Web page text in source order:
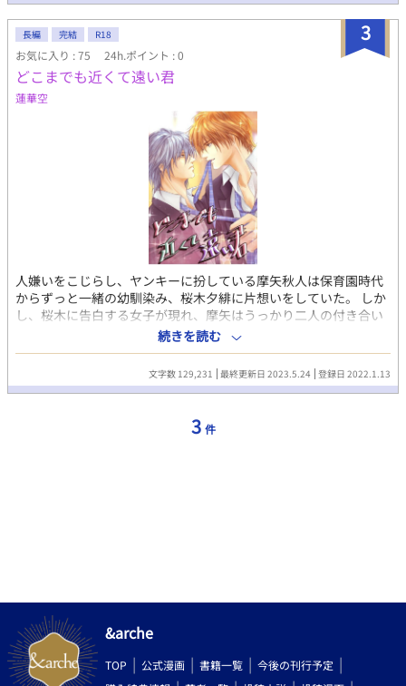
3
長編 完結 R18
お気に入り : 75 24h.ポイント : 0
どこまでも近くて遠い君
蓮華空
人嫌いをこじらし、ヤンキーに扮している摩矢秋人は保育園時代
からずっと一緒の幼馴染み、桜木夕緋に片想いをしていた。 しか
し、桜木に告白する女子が現れ、摩矢はうっかり二人の付き合い
を後押ししてしまう。 後悔に駆られながら摩矢は桜木を諦める決
心をするのだが、決心をしたその日から事態は思わぬ方向へと流
れ──。 温和な爽やかイケメンと陰気な自称ヤンキーによる、近
付けば近付くほど拗れる、幼馴染みラブ。 ◇◇◇以下は登場人物
ンキー◆ ヤンキーの振りをしているが、本当は人付き合いが苦手
なだけの繊細な男。 保育園の頃に出会った桜木夕緋に一目惚れ。
続きを読む
文字数 129,231 最終更新日 2023.5.24 登録日 2022.1.13
3 件
&arche
TOP 公式漫画 書籍一覧
今後の刊行予定